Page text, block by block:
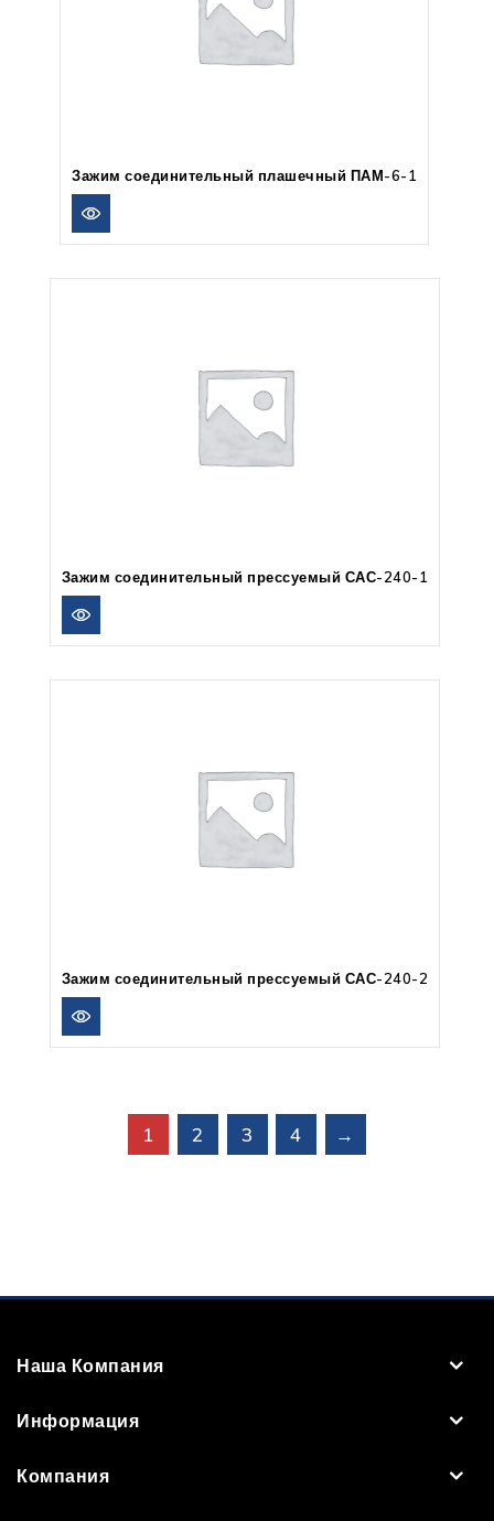
Зажим соединительный плашечный ПАМ-6-1
Зажим соединительный прессуемый САС-240-1
Зажим соединительный прессуемый САС-240-2
1 2 3 4 →
Наша Компания
Информация
Компания